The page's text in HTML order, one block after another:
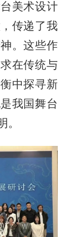
美术设计
传递了我
。这些作
在传统与
中探寻新
我国舞台
。